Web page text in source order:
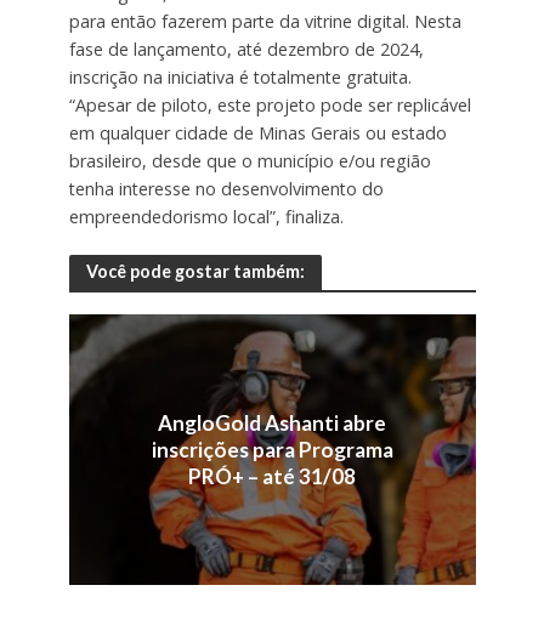
para então fazerem parte da vitrine digital. Nesta
fase de lançamento, até dezembro de 2024,
inscrição na iniciativa é totalmente gratuita.
“Apesar de piloto, este projeto pode ser replicável
em qualquer cidade de Minas Gerais ou estado
brasileiro, desde que o município e/ou região
tenha interesse no desenvolvimento do
empreendedorismo local”, finaliza.
Você pode gostar também:
AngloGold Ashanti abre
inscrições para Programa
PRÓ+ – até 31/08